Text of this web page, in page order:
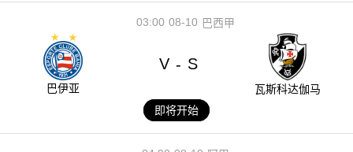
08-10
03:00 巴西甲
巴伊亚
V - S
瓦斯科达伽马
即将开始